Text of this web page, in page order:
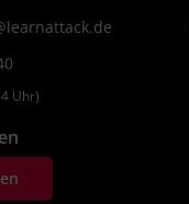
Uhr)